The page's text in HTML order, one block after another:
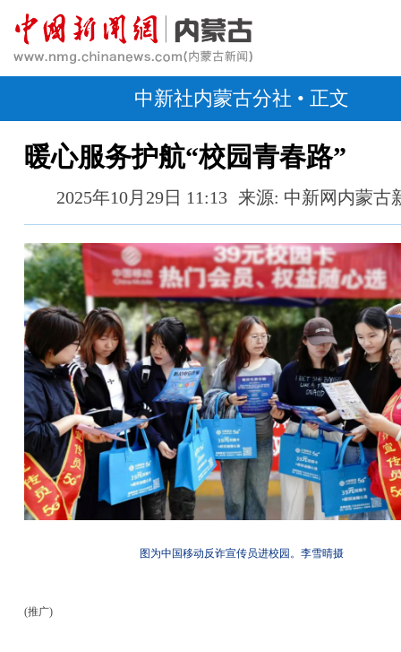
中新社内蒙古分社 • 正文
暖心服务护航“校园青春路”
2025年10月29日 11:13 来源: 中新网内蒙古
图为中国移动反诈宣传员进校园。李雪晴摄
(推广)